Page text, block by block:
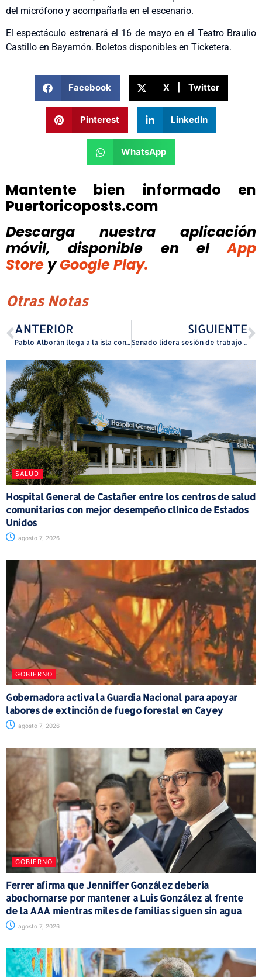
del micrófono y acompañarla en el escenario.
El espectáculo estrenará el 16 de mayo en el Teatro Braulio
Castillo en Bayamón. Boletos disponibles en Ticketera.
Facebook X | Twitter
Pinterest LinkedIn
WhatsApp
Mantente bien informado en
Puertoricoposts.com
Descarga nuestra aplicación
móvil, disponible
en el
App
Store y Google Play.
Otras Notas
ANTERIOR
Pablo Alborán llega a la isla con el “Global Tour KM0” tras dos años de ausencia
SIGUIENTE
Senado lidera sesión de trabajo con agencias estatales y federales para fortalecer estrategias contra el crimen y el narcotráfico
SALUD
Hospital General de Castañer entre los centros de salud
comunitarios con mejor desempeño clínico de Estados
Unidos
agosto 7, 2026
GOBIERNO
Gobernadora activa la Guardia Nacional para apoyar
labores de extinción de fuego forestal en Cayey
agosto 7, 2026
GOBIERNO
Ferrer afirma que Jenniffer González debería
abochornarse por mantener a Luis González al frente
de la AAA mientras miles de familias siguen sin agua
agosto 7, 2026